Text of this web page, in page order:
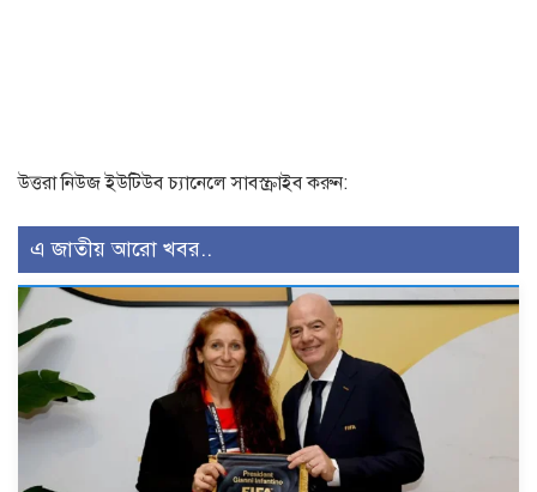
উত্তরা নিউজ ইউটিউব চ্যানেলে সাবস্ক্রাইব করুন:
এ জাতীয় আরো খবর..